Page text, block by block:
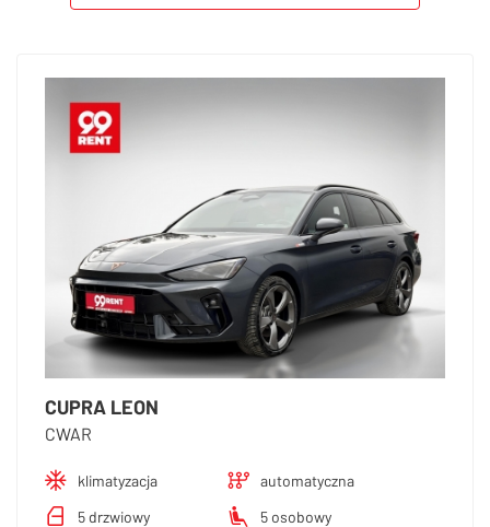
CUPRA LEON
CWAR
klimatyzacja
automatyczna
5 drzwiowy
5 osobowy